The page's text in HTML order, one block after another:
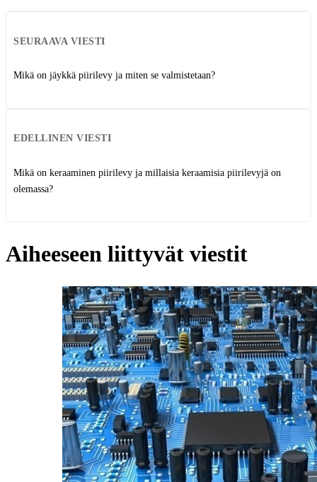
EDELLINEN VIESTI
Mikä on keraaminen piirilevy ja millaisia keraamisia piirilevyjä on
olemassa?
SEURAAVA VIESTI
Mikä on jäykkä piirilevy ja miten se valmistetaan?
Aiheeseen liittyvät viestit